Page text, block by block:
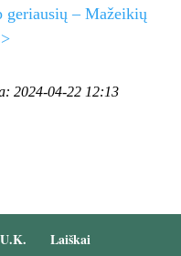
– Mažeikių
2024-04-22 12:13
Laiškai